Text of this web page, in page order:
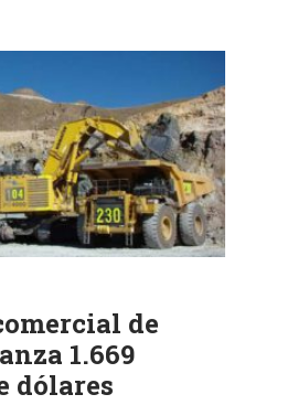
de
1.669
dólares